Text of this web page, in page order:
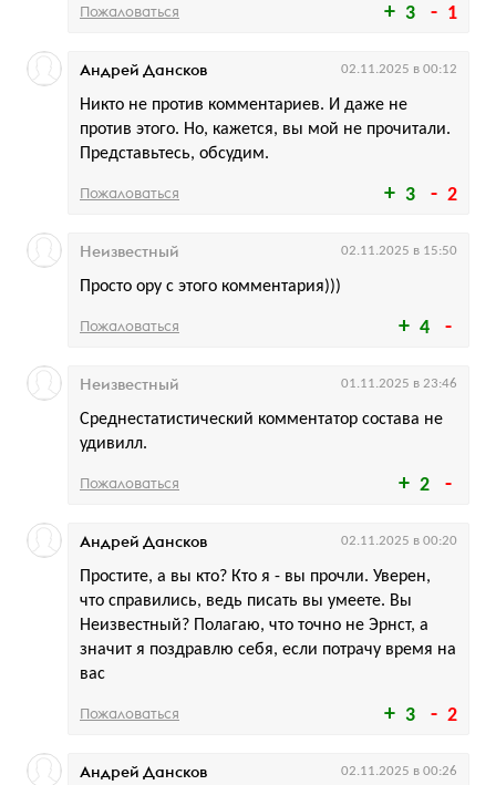
3 1
Пожаловаться
3 2
Никто не против комментариев. И даже не
против этого. Но, кажется, вы мой не прочитали.
Представьтесь, обсудим.
Андрей Дансков 02.11.2025 в 00:12
Пожаловаться
4
Просто ору с этого комментария)))
Неизвестный 02.11.2025 в 15:50
Пожаловаться
2
Среднестатистический комментатор состава не
удивилл.
Неизвестный 01.11.2025 в 23:46
Пожаловаться
3 2
Простите, а вы кто? Кто я - вы прочли. Уверен,
что справились, ведь писать вы умеете. Вы
Неизвестный? Полагаю, что точно не Эрнст, а
значит я поздравлю себя, если потрачу время на
вас
Андрей Дансков 02.11.2025 в 00:20
Пожаловаться
Андрей Дансков 02.11.2025 в 00:26